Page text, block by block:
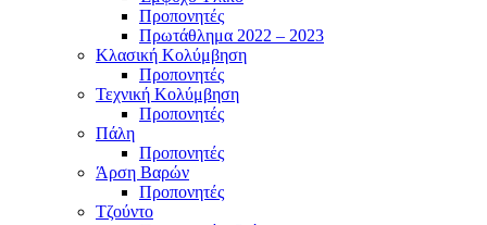
Προπονητές
Πρωτάθλημα 2022 – 2023
Κλασική Κολύμβηση
Προπονητές
Τεχνική Κολύμβηση
Προπονητές
Πάλη
Προπονητές
Άρση Βαρών
Προπονητές
Τζούντο